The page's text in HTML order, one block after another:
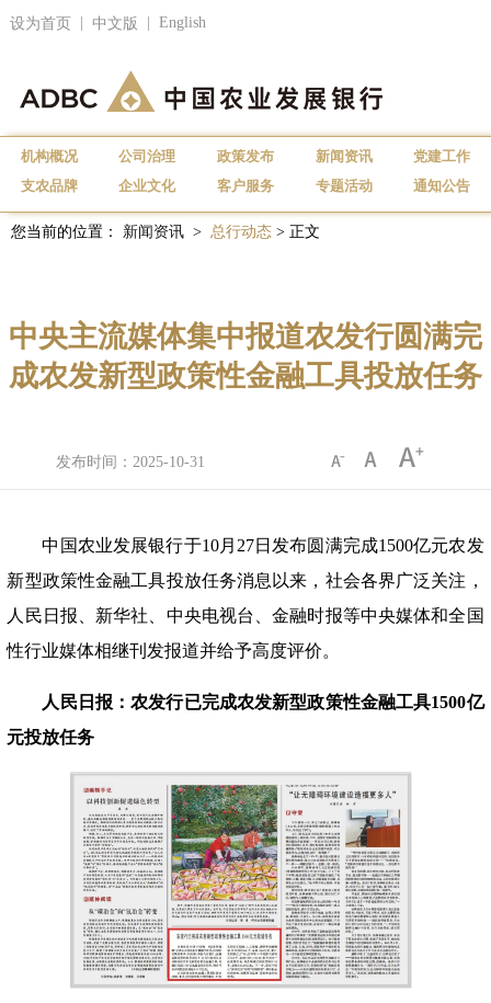
设为首页 中文版 English
机构概况 公司治理 政策发布 新闻资讯
党建工作
支农品牌
企业文化 客户服务 专题活动 通知公告
您当前的位置： 新闻资讯 > 总行动态 > 正文
中央主流媒体集中报道农发行圆满完
成农发新型政策性金融工具投放任务
发布时间：2025-10-31
中国农业发展银行于10月27日发布圆满完成1500亿元农发
新型政策性金融工具投放任务消息以来，社会各界广泛关注，
人民日报、新华社、中央电视台、金融时报等中央媒体和全国
性行业媒体相继刊发报道并给予高度评价。
人民日报：农发行已完成农发新型政策性金融工具1500亿
元投放任务